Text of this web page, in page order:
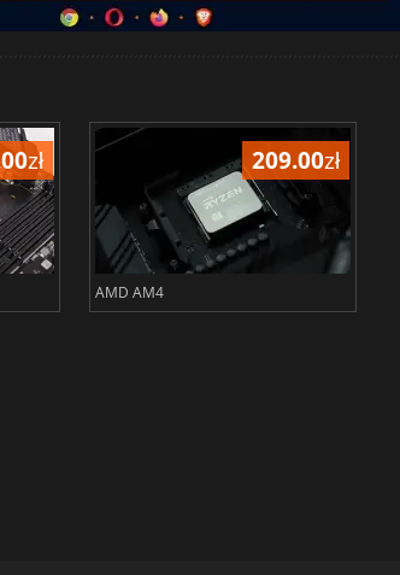
zł 209.00zł
AMD AM4